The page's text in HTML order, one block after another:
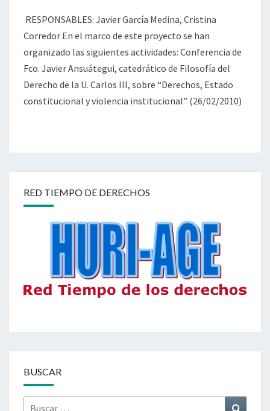
DESARROLLO
HUMANO
(PROYECTO
AECID
09-
CAP3-
ENERO
/
RESPONSABLES: Javier García Medina, Cristina
Corredor En el marco de este proyecto se han
organizado las siguientes actividades: Conferencia de
Fco. Javier Ansuátegui, catedrático de Filosofía del
Derecho de la U. Carlos III, sobre “Derechos, Estado
constitucional y violencia institucional” (26/02/2010)
RED TIEMPO DE DERECHOS
BUSCAR
Buscar